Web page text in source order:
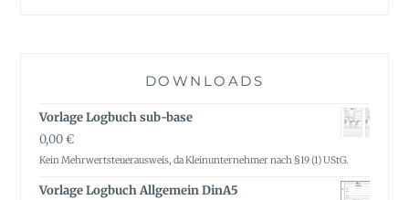
DOWNLOADS
Vorlage Logbuch sub-base
0,00€
Kein Mehrwertsteuerausweis, da Kleinunternehmer nach §19 (1) UStG.
Vorlage Logbuch Allgemein DinA5